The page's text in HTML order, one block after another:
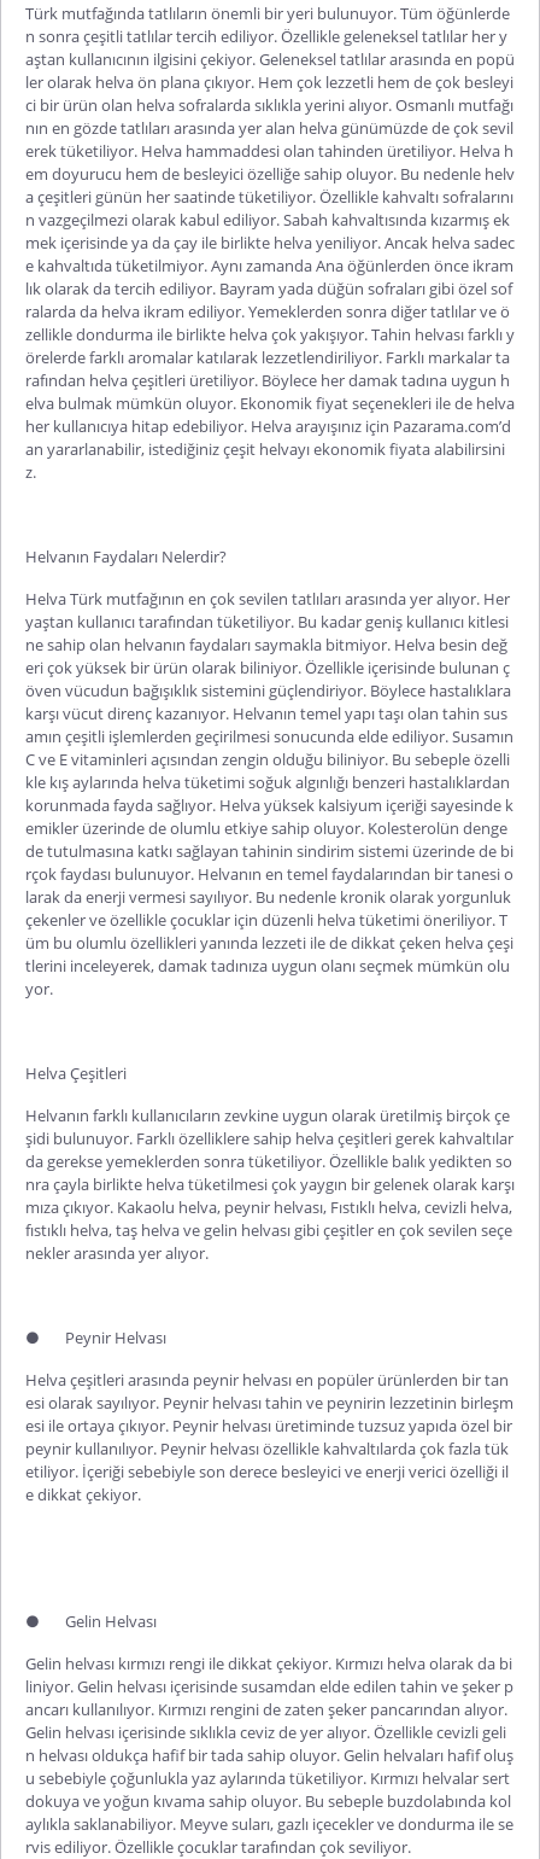
Türk mutfağında tatlıların önemli bir yeri bulunuyor. Tüm öğünlerde
n sonra çeşitli tatlılar tercih ediliyor. Özellikle geleneksel tatlılar her y
aştan kullanıcının ilgisini çekiyor. Geleneksel tatlılar arasında en popü
ler olarak helvaön plana çıkıyor. Hem çok lezzetli hem de çok besleyi
ci bir ürün olan helva sofralarda sıklıkla yerini alıyor. Osmanlı mutfağı
nın en gözde tatlıları arasında yer alan helva günümüzde de çok sevil
erek tüketiliyor. Helva hammaddesi olan tahinden üretiliyor. Helva h
em doyurucu hem de besleyici özelliğe sahip oluyor. Bu nedenle helv
a çeşitleri günün her saatinde tüketiliyor. Özellikle kahvaltı sofralarını
n vazgeçilmezi olarak kabul ediliyor. Sabah kahvaltısında kızarmış ek
mek içerisinde ya da çay ile birlikte helva yeniliyor. Ancak helva sadec
e kahvaltıda tüketilmiyor. Aynı zamanda Ana öğünlerden önce ikram
lık olarak da tercih ediliyor. Bayram yada düğün sofraları gibi özel sof
ralarda da helva ikram ediliyor. Yemeklerden sonra diğer tatlılar ve ö
zellikle dondurma ile birlikte helva çok yakışıyor.Tahin helvasıfarklı y
örelerde farklı aromalar katılarak lezzetlendiriliyor. Farklı markalar ta
rafından helva çeşitleri üretiliyor. Böylece her damak tadına uygun h
elva bulmak mümkün oluyor. Ekonomik fiyat seçenekleri ile de helva
her kullanıcıya hitap edebiliyor. Helva arayışınız için Pazarama.com’d
an yararlanabilir, istediğiniz çeşit helvayı ekonomik fiyata alabilirsini
z.
Helvanın Faydaları Nelerdir?
Helva Türk mutfağının en çok sevilen tatlıları arasında yer alıyor. Her
yaştan kullanıcı tarafından tüketiliyor. Bu kadar geniş kullanıcı kitlesi
ne sahip olan helvanın faydalarısaymakla bitmiyor. Helva besin değ
eri çok yüksek bir ürün olarak biliniyor. Özellikle içerisinde bulunan ç
öven vücudun bağışıklık sistemini güçlendiriyor. Böylece hastalıklara
karşı vücut direnç kazanıyor. Helvanın temel yapı taşı olan tahin sus
amın çeşitli işlemlerden geçirilmesi sonucunda elde ediliyor. Susamın
C ve E vitaminleri açısından zengin olduğu biliniyor. Bu sebeple özelli
kle kış aylarında helva tüketimi soğuk algınlığı benzeri hastalıklardan
korunmada fayda sağlıyor. Helva yüksek kalsiyum içeriği sayesinde k
emikler üzerinde de olumlu etkiye sahip oluyor. Kolesterolün denge
de tutulmasına katkı sağlayan tahinin sindirim sistemi üzerinde de bi
rçok faydası bulunuyor. Helvanın en temel faydalarından bir tanesi o
larak da enerji vermesi sayılıyor. Bu nedenle kronik olarak yorgunluk
çekenler ve özellikle çocuklar için düzenli helva tüketimi öneriliyor. T
üm bu olumlu özellikleri yanında lezzeti ile de dikkat çeken helva çeşi
tlerini inceleyerek, damak tadınıza uygun olanı seçmek mümkün olu
yor.
Helva Çeşitleri
Helvanın farklı kullanıcıların zevkine uygun olarak üretilmiş birçok çe
şidi bulunuyor. Farklı özelliklere sahip helva çeşitleri gerek kahvaltılar
da gerekse yemeklerden sonra tüketiliyor. Özellikle balık yedikten so
nra çayla birlikte helva tüketilmesi çok yaygın bir gelenek olarak karşı
mıza çıkıyor. Kakaolu helva, peynir helvası, Fıstıklı helva, cevizli helva,
fıstıklı helva, taş helva ve gelin helvası gibi çeşitler en çok sevilen seçe
nekler arasında yer alıyor.
●
Peynir Helvası
Helva çeşitleri arasında peynir helvası en popüler ürünlerden bir tan
esi olarak sayılıyor. Peynir helvasıtahin ve peynirin lezzetinin birleşm
esi ile ortaya çıkıyor. Peynir helvası üretiminde tuzsuz yapıda özel bir
peynir kullanılıyor. Peynir helvası özellikle kahvaltılarda çok fazla tük
etiliyor. İçeriği sebebiyle son derece besleyici ve enerji verici özelliği il
e dikkat çekiyor.
●
Gelin Helvası
Gelin helvası kırmızı rengi ile dikkat çekiyor. Kırmızı helva olarak da bi
liniyor.Gelin helvası içerisinde susamdan elde edilen tahin ve şeker p
ancarı kullanılıyor. Kırmızı rengini de zaten şeker pancarından alıyor.
Gelin helvası içerisinde sıklıkla ceviz de yer alıyor. Özelliklecevizli geli
n helvasıoldukça hafif bir tada sahip oluyor. Gelin helvaları hafif oluş
u sebebiyle çoğunlukla yaz aylarında tüketiliyor. Kırmızı helvalarsert
dokuya ve yoğun kıvama sahip oluyor. Bu sebeple buzdolabında kol
aylıkla saklanabiliyor. Meyve suları, gazlı içecekler ve dondurma ile se
rvis ediliyor. Özellikle çocuklar tarafından çok seviliyor.